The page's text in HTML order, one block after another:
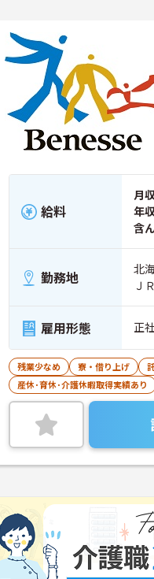
給料
月
年
含
勤務地
北
Ｊ
雇用形態 正
残業少なめ 寮・借り上げ
産休･育休･介護休暇取得実績あり